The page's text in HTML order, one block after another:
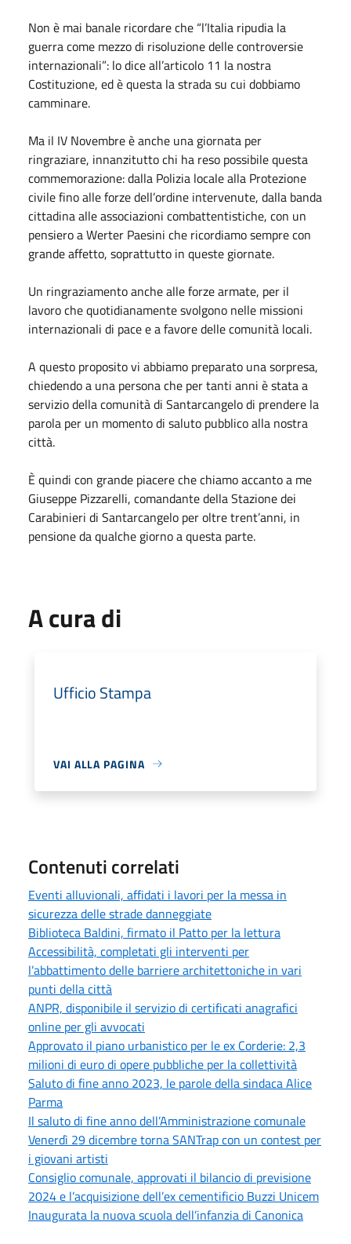
Non è mai banale ricordare che “l’Italia ripudia la
guerra come mezzo di risoluzione delle controversie
internazionali”: lo dice all’articolo 11 la nostra
Costituzione, ed è questa la strada su cui dobbiamo
camminare.
Ma il IV Novembre è anche una giornata per
ringraziare, innanzitutto chi ha reso possibile questa
commemorazione: dalla Polizia locale alla Protezione
civile fino alle forze dell’ordine intervenute, dalla banda
cittadina alle associazioni combattentistiche, con un
pensiero a Werter Paesini che ricordiamo sempre con
grande affetto, soprattutto in queste giornate.
Un ringraziamento anche alle forze armate, per il
lavoro che quotidianamente svolgono nelle missioni
internazionali di pace e a favore delle comunità locali.
A questo proposito vi abbiamo preparato una sorpresa,
chiedendo a una persona che per tanti anni è stata a
servizio della comunità di Santarcangelo di prendere la
parola per un momento di saluto pubblico alla nostra
città.
È quindi con grande piacere che chiamo accanto a me
Giuseppe Pizzarelli, comandante della Stazione dei
Carabinieri di Santarcangelo per oltre trent’anni, in
pensione da qualche giorno a questa parte.
A cura di
Ufficio Stampa
VAI ALLA PAGINA
Contenuti correlati
Eventi alluvionali, affidati i lavori per la messa in
sicurezza delle strade danneggiate
Biblioteca Baldini, firmato il Patto per la lettura
Accessibilità, completati gli interventi per
l’abbattimento delle barriere architettoniche in vari
punti della città
ANPR, disponibile il servizio di certificati anagrafici
online per gli avvocati
Approvato il piano urbanistico per le ex Corderie: 2,3
milioni di euro di opere pubbliche per la collettività
Saluto di fine anno 2023, le parole della sindaca Alice
Parma
Il saluto di fine anno dell’Amministrazione comunale
Venerdì 29 dicembre torna SANTrap con un contest per
i giovani artisti
Consiglio comunale, approvati il bilancio di previsione
2024 e l’acquisizione dell’ex cementificio Buzzi Unicem
Inaugurata la nuova scuola dell’infanzia di Canonica